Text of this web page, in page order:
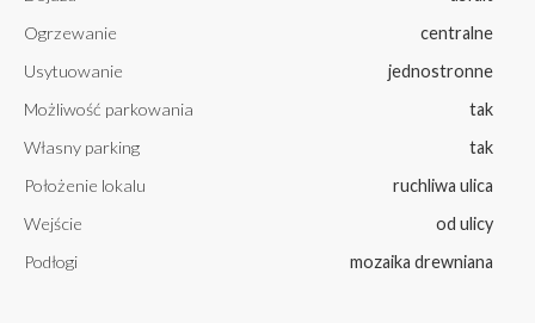
Ogrzewanie
centralne
Usytuowanie
jednostronne
Możliwość parkowania
tak
Własny parking
tak
Położenie lokalu
ruchliwa ulica
Wejście
od ulicy
Podłogi
mozaika drewniana